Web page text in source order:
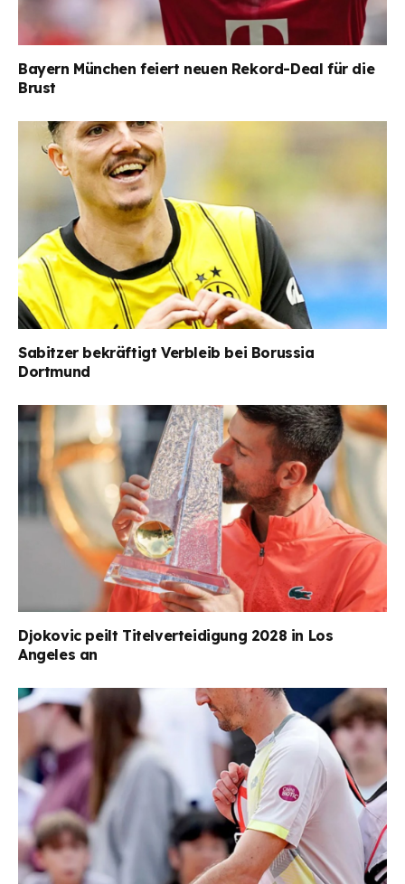
Bayern München feiert neuen Rekord-Deal für die
Brust
Sabitzer bekräftigt Verbleib bei Borussia
Dortmund
Djokovic peilt Titelverteidigung 2028 in Los
Angeles an